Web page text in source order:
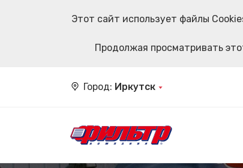
Этот сайт использует файлы
Продолжая просматривать
Город: Иркутск